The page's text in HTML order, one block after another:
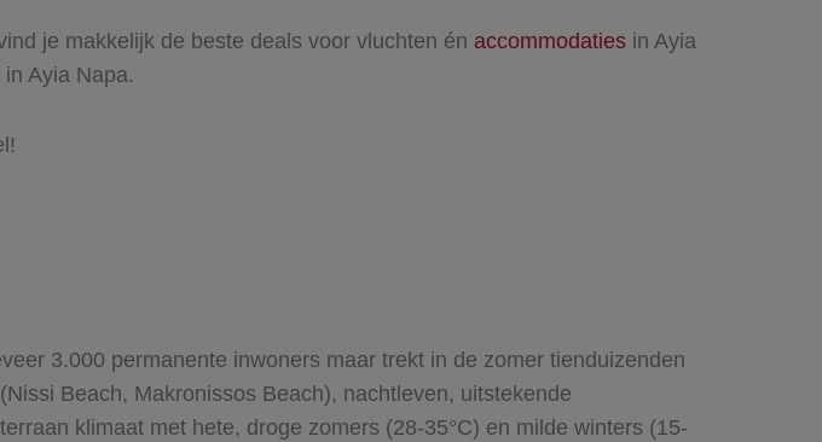
je makkelijk de beste deals voor vluchten én accommodaties in Ayia
Ayia Napa.
3.000 permanente inwoners maar trekt in de zomer tienduizenden
Beach, Makronissos Beach), nachtleven, uitstekende
klimaat met hete, droge zomers (28-35°C) en milde winters (15-